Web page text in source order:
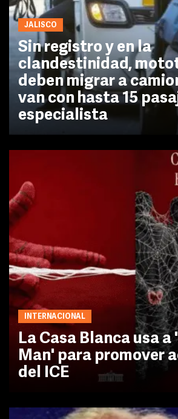
JALISCO
Sin registro y en la
clandestinidad,
deben migrar a
van con hasta 15
especialista
INTERNACIONAL
La Casa Blanca usa a
Man' para promover
del ICE